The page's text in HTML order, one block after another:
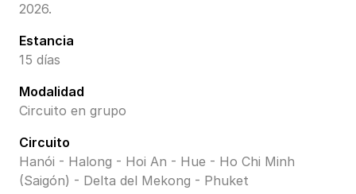
2026.
Estancia
15 días
Modalidad
Circuito en grupo
Circuito
Hanói - Halong - Hoi An - Hue - Ho Chi Minh
(Saigón) - Delta del Mekong - Phuket